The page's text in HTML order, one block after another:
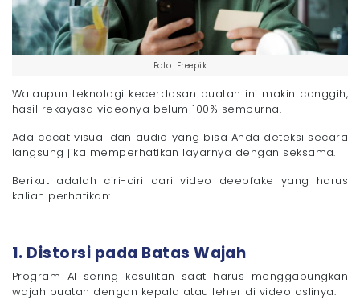
Foto: Freepik
Walaupun teknologi kecerdasan buatan ini makin canggih,
hasil rekayasa videonya belum 100% sempurna.
Ada cacat visual dan audio yang bisa Anda deteksi secara
langsung jika memperhatikan layarnya dengan seksama.
Berikut adalah ciri-ciri dari video deepfake yang harus
kalian perhatikan:
1. Distorsi pada Batas Wajah
Program AI sering kesulitan saat harus menggabungkan
wajah buatan dengan kepala atau leher di video aslinya.